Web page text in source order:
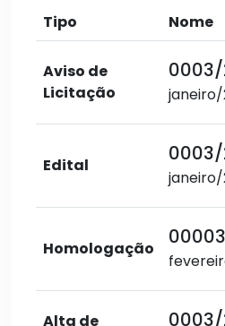
Tipo Nome
Aviso de
Licitação
janeiro/
Edital
janeiro/
Homologação
Alta de